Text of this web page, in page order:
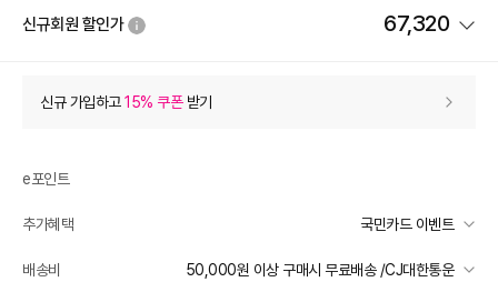
신규회원 할인가 67,320
상품 할인 (자동적용)
상품 쿠폰 할인 - 11,880
[더틸버리] 바바데이 15% - 11880
신규 가입하고15% 쿠폰받기
e포인트
추가혜택 국민카드 이벤트
국민카드 이벤트
배송비 50,000원 이상 구매시 무료배송 /CJ대한통운